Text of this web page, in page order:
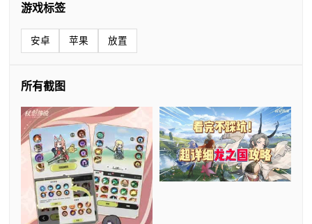
游戏标签
安卓 苹果 放置
所有截图